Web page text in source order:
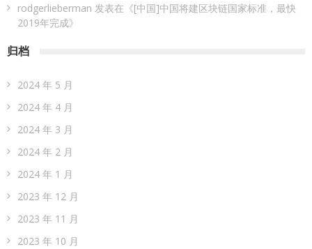
rodgerlieberman 发表在《[中国]中国将建区块链国家标准，最快
2019年完成》
归档
2024 年 5 月
2024 年 4 月
2024 年 3 月
2024 年 2 月
2024 年 1 月
2023 年 12 月
2023 年 11 月
2023 年 10 月